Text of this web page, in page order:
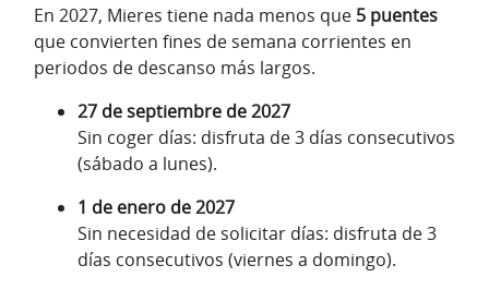
En 2027, Mieres tiene nada menos que 5 puentes
que convierten fines de semana corrientes en
periodos de descanso más largos.
27 de septiembre de 2027
Sin coger días: disfruta de 3 días consecutivos
(sábado a lunes).
1 de enero de 2027
Sin necesidad de solicitar días: disfruta de 3
días consecutivos (viernes a domingo).